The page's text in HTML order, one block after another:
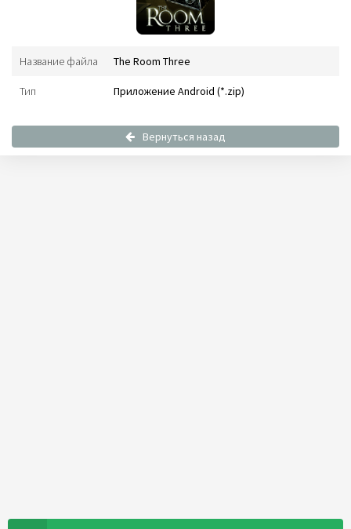
Название файла The Room Three
Тип Приложение Android (*.zip)
Вернуться назад